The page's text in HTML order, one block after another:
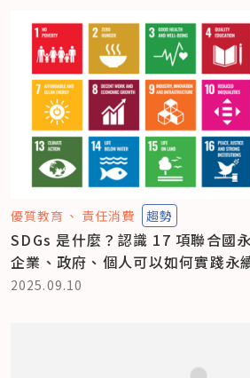
優質教育 責任消費 趨勢
SDGs 是什麼？認識 17 項聯合國
企業、政府、個人可以如何實踐永
2025.09.10